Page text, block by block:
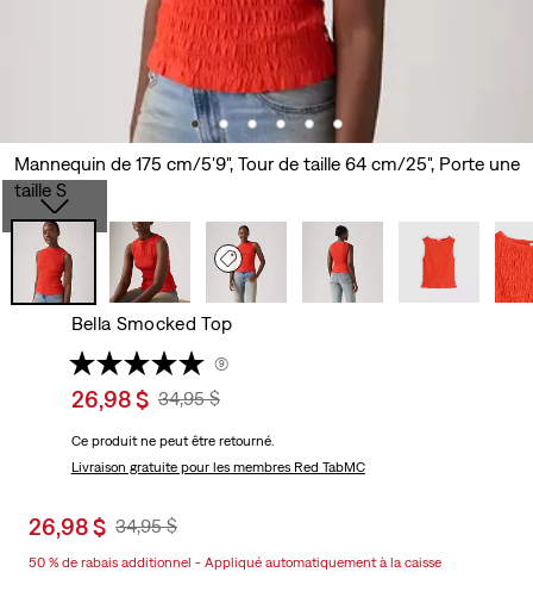
Mannequin de 175 cm/5'9", Tour de taille 64 cm/25", Porte une
taille S
Bella Smocked Top
(9)
Sale
is
26,98 $ Original
Was
34,95 $
Ce produit ne peut être retourné.
Livraison gratuitepour les membres Red TabMC
Sale
is
26,98 $ Original
34,95 $
50 % de rabais additionnel - Appliqué automatiquement à la caisse